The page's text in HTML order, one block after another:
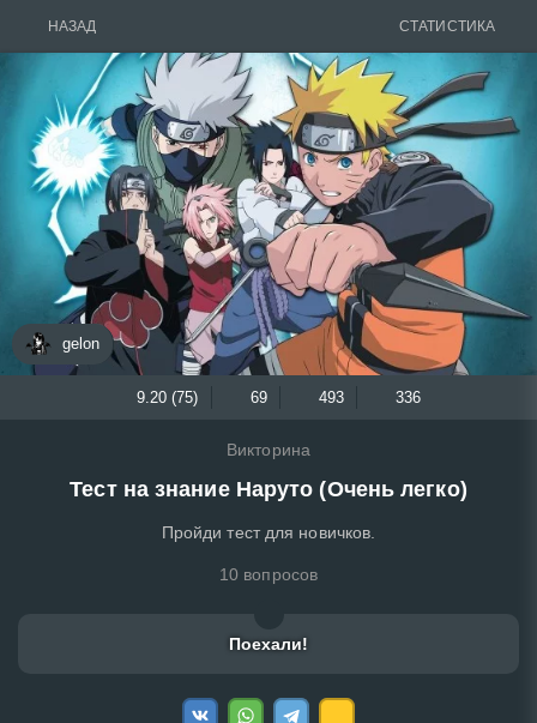
НАЗАД СТАТИСТИКА
gelon
9.20 (75) 69 493 336
Викторина
Тест на знание Наруто (Очень легко)
Пройди тест для новичков.
10 вопросов
Поехали!